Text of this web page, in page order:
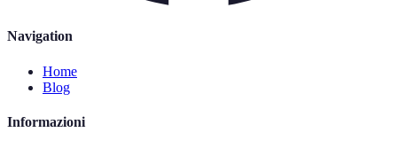
Navigation
Home
Blog
Informazioni